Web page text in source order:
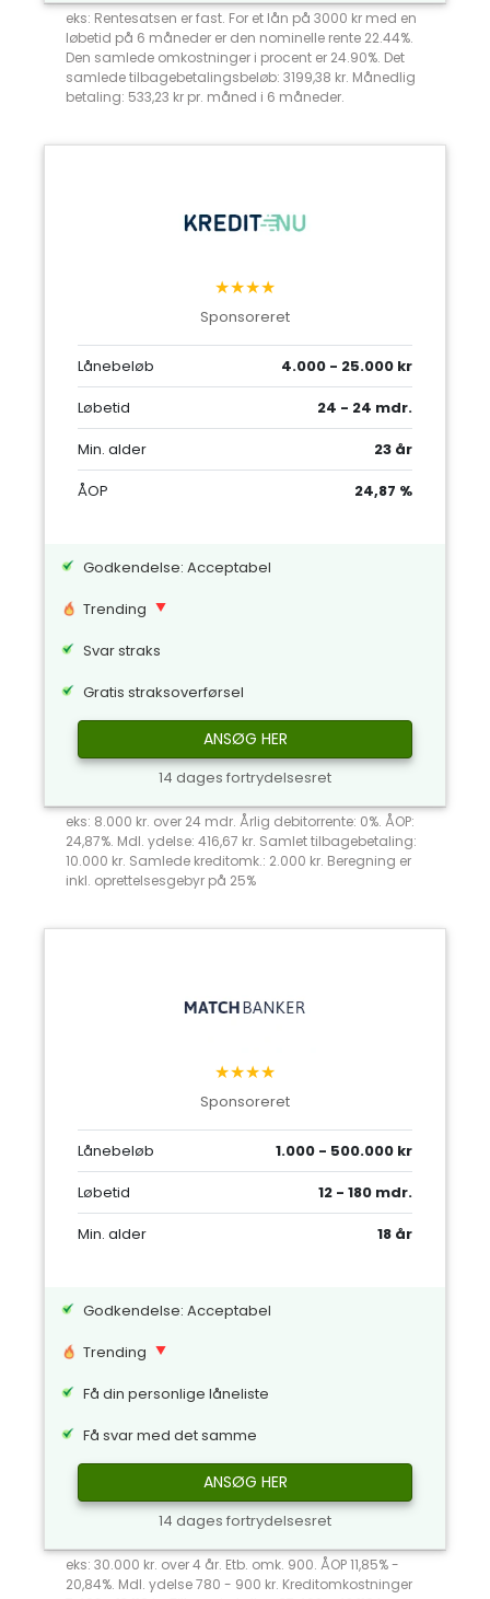
eks: Rentesatsen er fast. For et lån på 3000 kr med en
løbetid på 6 måneder er den nominelle rente 22.44%.
Den samlede omkostninger i procent er 24.90%. Det
samlede tilbagebetalingsbeløb: 3199,38 kr. Månedlig
betaling: 533,23 kr pr. måned i 6 måneder.
★★★★
Sponsoreret
Lånebeløb
4.000 - 25.000 kr
Løbetid
24 - 24 mdr.
Min. alder
23 år
ÅOP
24,87 %
Godkendelse: Acceptabel
Trending
Svar straks
Gratis straksoverførsel
ANSØG HER
14 dages fortrydelsesret
eks: 8.000 kr. over 24 mdr. Årlig debitorrente: 0%. ÅOP:
24,87%. Mdl. ydelse: 416,67 kr. Samlet tilbagebetaling:
10.000 kr. Samlede kreditomk.: 2.000 kr. Beregning er
inkl. oprettelsesgebyr på 25%
★★★★
Sponsoreret
Lånebeløb
1.000 - 500.000 kr
Løbetid
12 - 180 mdr.
Min. alder
18 år
Godkendelse: Acceptabel
Trending
Få din personlige låneliste
Få svar med det samme
ANSØG HER
14 dages fortrydelsesret
eks: 30.000 kr. over 4 år. Etb. omk. 900. ÅOP 11,85% -
20,84%. Mdl. ydelse 780 - 900 kr. Kreditomkostninger